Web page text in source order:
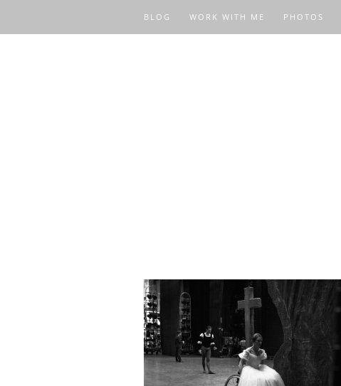
BLOG WORK WITH ME PHOTOS